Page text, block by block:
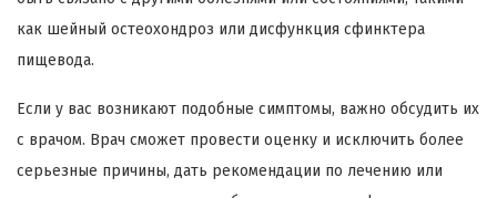
как шейный остеохондроз или дисфункция сфинктера
пищевода.
Если у вас возникают подобные симптомы, важно обсудить их
с врачом. Врач сможет провести оценку и исключить более
серьезные причины, дать рекомендации по лечению или